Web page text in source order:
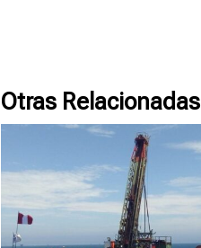
Otras Relacionadas